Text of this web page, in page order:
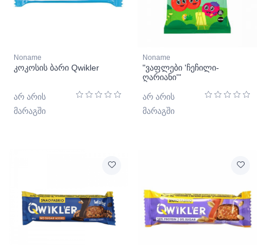
Noname
კოკოსის ბარი Qwikler
არ არის
მარაგში
Noname
"ვაფლები 'ჩეჩილი-
ღარიანი'"
არ არის
მარაგში